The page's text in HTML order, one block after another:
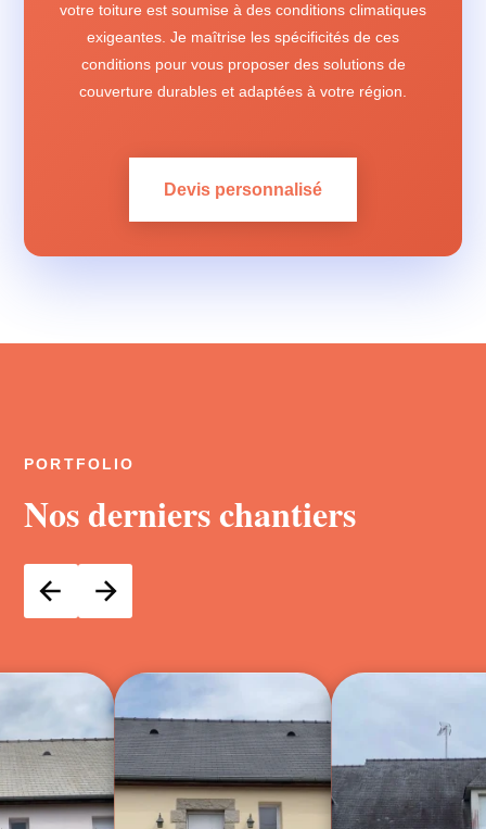
votre toiture est soumise à des conditions climatiques
exigeantes. Je maîtrise les spécificités de ces
conditions pour vous proposer des solutions de
couverture durables et adaptées à votre région.
Devis personnalisé
PORTFOLIO
Nos derniers chantiers